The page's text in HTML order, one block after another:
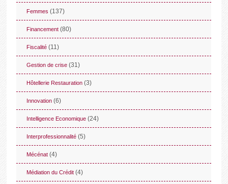
Femmes (137)
Financement (80)
Fiscalité (11)
Gestion de crise (31)
Hôtellerie Restauration (3)
Innovation (6)
Intelligence Economique (24)
Interprofessionnalité (5)
Mécénat (4)
Médiation du Crédit (4)